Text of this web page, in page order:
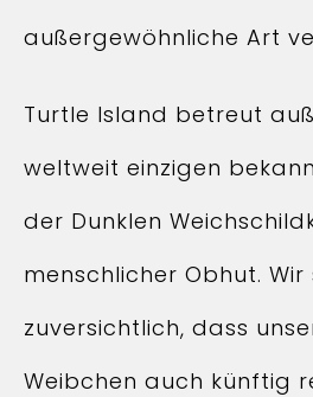
außergewöhnliche Art
Turtle Island betreut
weltweit einzigen
der Dunklen
menschlicher Obhut. Wir
zuversichtlich, dass
Weibchen auch künftig